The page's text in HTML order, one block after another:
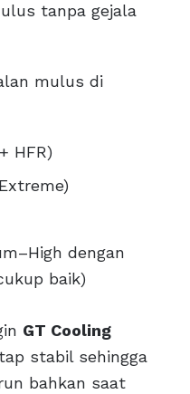
tanpa gejala
mulus di
HFR)
dengan
baik)
GT Cooling
stabil sehingga
bahkan saat